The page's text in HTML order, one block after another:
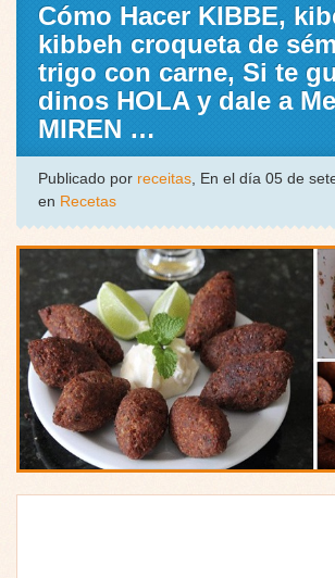
Cómo Hacer KIBBE,
kibbeh croqueta de
trigo con carne, Si te
dinos HOLA y dale a
MIREN …
Publicado por receitas, En el día 05 de
en Recetas